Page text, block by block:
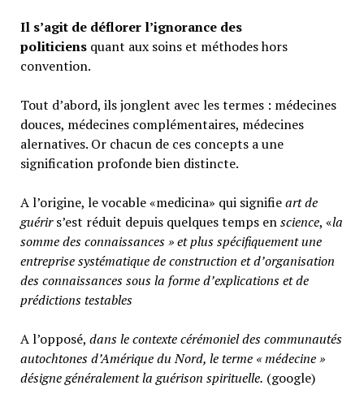
Il s’agit de déflorer l’ignorance des
politiciensquant aux soins et méthodes hors
convention.
Tout d’abord, ils jonglent avec les termes : médecines
douces, médecines complémentaires, médecines
alernatives. Or chacun de ces concepts a une
signification profonde bien distincte.
A l’origine, le vocable «medicina» qui signifieart de
guérirs’est réduit depuis quelques temps enscience, «la
somme des connaissances » et plus spécifiquement une
entreprise systématique de construction et d’organisation
des connaissances sous la forme d’explications et de
prédictions testables
A l’opposé, dans le contexte cérémoniel des communautés
autochtones d’Amérique du Nord, le terme « médecine »
désigne généralementla guérison spirituelle. (google)